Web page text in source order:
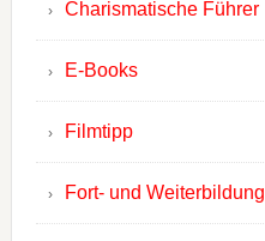
Charismatische Führer
E-Books
Filmtipp
Fort- und Weiterbildung